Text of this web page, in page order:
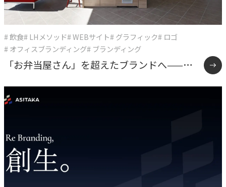
# 飲食# LHメソッド# WEBサイト# グラフィック# ロゴ
# オフィスブランディング# ブランディング
「お弁当屋さん」を超えたブランドへ——オ
ーケーズデリカ10年間の企業変革